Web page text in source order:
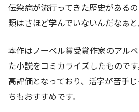
伝染病が流行ってきた歴史がある
類はさほど学んでいないんだなぁと
本作はノーベル賞受賞作家のアル
た小説をコミカライズしたもので
高評価となっており、活字が苦手
ちもおすすめです。